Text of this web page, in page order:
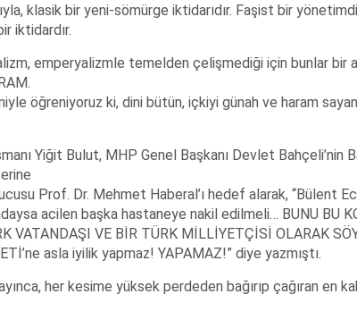
klasik bir yeni-sömürge iktidarıdır. Faşist bir
iktidardır.
emperyalizmle temelden çelişmediği için bunlar bir
öğreniyoruz ki, dini bütün, içkiyi günah ve haram sayan
Yiğit Bulut, MHP Genel Başkanı Devlet
Prof. Dr. Mehmet Haberal’ı hedef alarak, “Bülent
acilen başka hastaneye nakil edilmeli… BUNU BU
VATANDAŞI VE BİR TÜRK MİLLİYETÇİSİ OLARAK
asla iyilik yapmaz! YAPAMAZ!” diye yazmıştı.
her kesime yüksek perdeden bağırıp çağıran en